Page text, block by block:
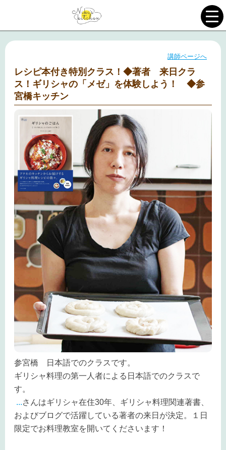
講師ページへ
レシピ本付き特別クラス！◆著者 来日クラ
ス！ギリシャの「メゼ」を体験しよう！ ◆参
宮橋キッチン
参宮橋 日本語でのクラスです。
ギリシャ料理の第一人者による日本語でのクラスで
す。
...さんはギリシャ在住30年、ギリシャ料理関連著書、
およびブログで活躍している著者の来日が決定。
１日
限定でお料理教室を開いてくださいます！